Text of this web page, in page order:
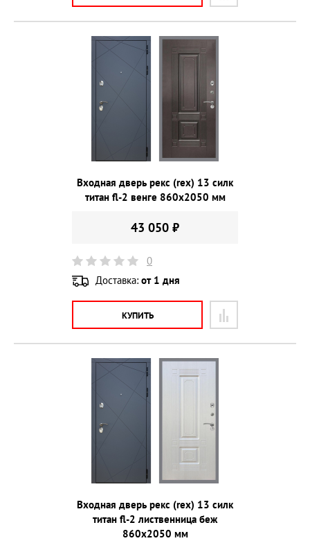
Входная дверь рекс (rex) 13 силк
титан fl-2 венге 860х2050 мм
43 050 ₽
0
Доставка: от 1 дня
КУПИТЬ
Входная дверь рекс (rex) 13 силк
титан fl-2 лиственница беж
860х2050 мм